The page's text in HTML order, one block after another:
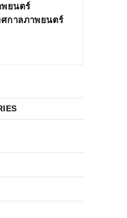
พยนตร์
ศกาลภาพยนตร์